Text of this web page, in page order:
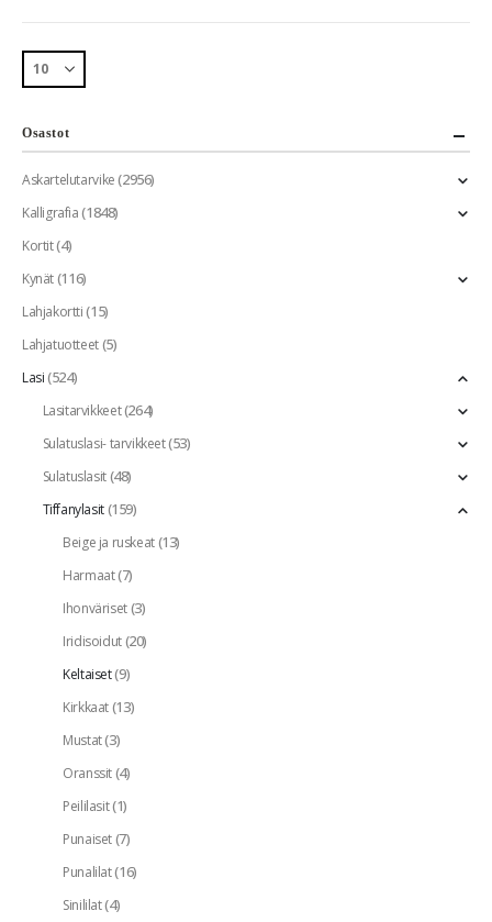
Osastot
Askartelutarvike(2956)
Kalligrafia(1848)
Kortit(4)
Kynät(116)
Lahjakortti(15)
Lahjatuotteet(5)
Lasi(524)
Lasitarvikkeet(264)
Sulatuslasi- tarvikkeet(53)
Sulatuslasit(48)
Tiffanylasit(159)
Beige ja ruskeat(13)
Harmaat(7)
Ihonväriset(3)
Iridisoidut(20)
Keltaiset(9)
Kirkkaat(13)
Mustat(3)
Oranssit(4)
Peililasit(1)
Punaiset(7)
Punalilat(16)
Sinililat(4)